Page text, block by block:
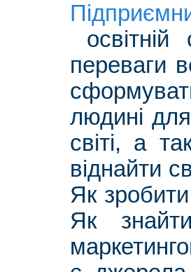
переваги
людині
світі, а
віднайти
Як
Як